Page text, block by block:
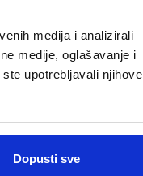
medija i analizirali
medije, oglašavanje i
upotrebljavali njihove
Dopusti sve